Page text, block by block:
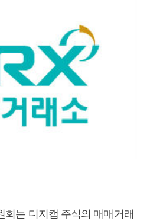
회는 디지캡 주식의 매매거래